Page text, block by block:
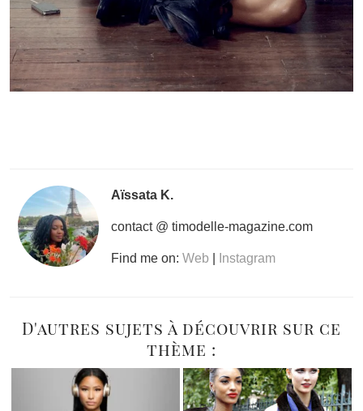
Aïssata K.
contact @ timodelle-magazine.com
Find me on: Web Instagram
D'autres sujets à découvrir sur ce
thème :